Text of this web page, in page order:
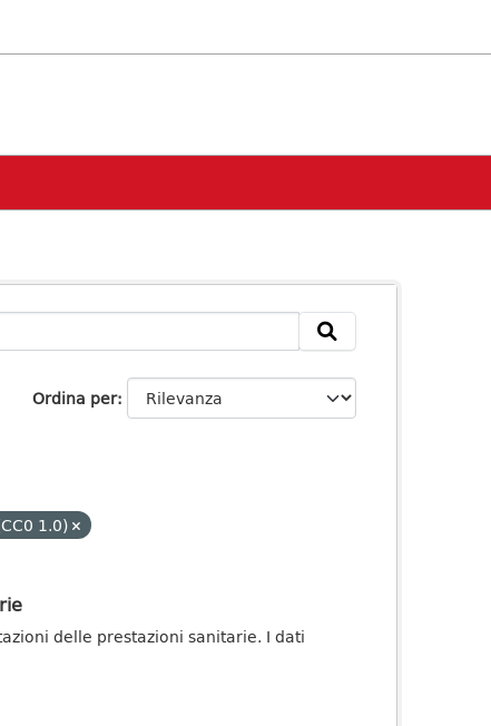
Ordina per
1.0)
delle prestazioni sanitarie. I dati